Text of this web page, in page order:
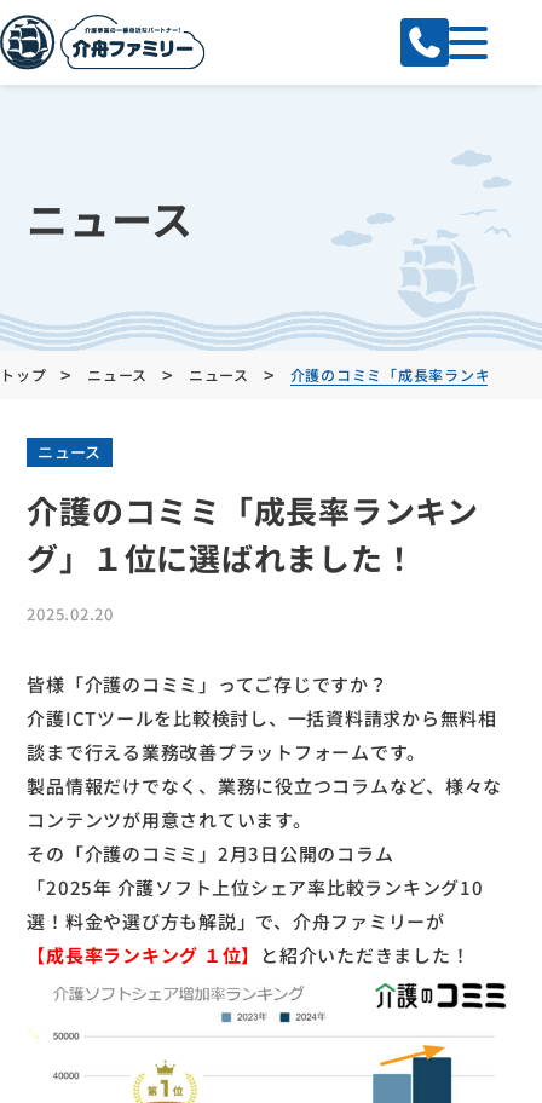
ニュース
トップ > ニュース > ニュース > 介護のコミミ「成長率ランキング
ニュース
介護のコミミ「成長率ランキン
グ」１位に選ばれました！
2025.02.20
皆様「介護のコミミ」ってご存じですか？
介護ICTツールを比較検討し、一括資料請求から無料相
談まで行える業務改善プラットフォームです。
製品情報だけでなく、業務に役立つコラムなど、様々な
コンテンツが用意されています。
その「介護のコミミ」2月3日公開のコラム
「2025年 介護ソフト上位シェア率比較ランキング10
選！料金や選び方も解説」 で、介舟ファミリーが
【成長率ランキング １位】
と紹介いただきました！